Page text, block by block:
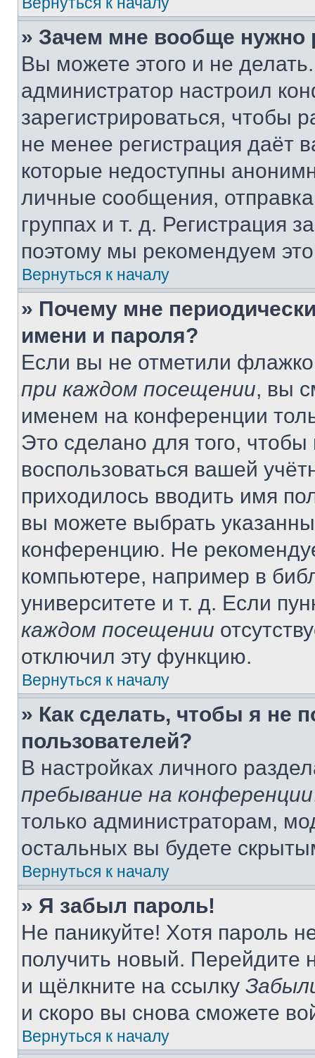
» Зачем мне вообще нужно
Вы можете этого и не
администратор настроил
зарегистрироваться, чтобы
не менее регистрация даёт
которые недоступны
личные сообщения,
группах и т. д. Регистрация
поэтому мы рекомендуем
Вернуться к началу
» Почему мне
имени и пароля?
Если вы не отметили
при каждом посещении, вы
именем на конференции
Это сделано для того, чтобы
воспользоваться вашей
приходилось вводить имя
вы можете выбрать
конференцию. Не
компьютере, например в
университете и т. д. Если
каждом посещении
отключил эту функцию.
Вернуться к началу
» Как сделать, чтобы я не
пользователей?
В настройках личного
пребывание на конференции
только администраторам,
остальных вы будете
Вернуться к началу
» Я забыл пароль!
Не паникуйте! Хотя пароль
получить новый. Перейдите
и щёлкните на ссылку
и скоро вы снова сможете
Вернуться к началу